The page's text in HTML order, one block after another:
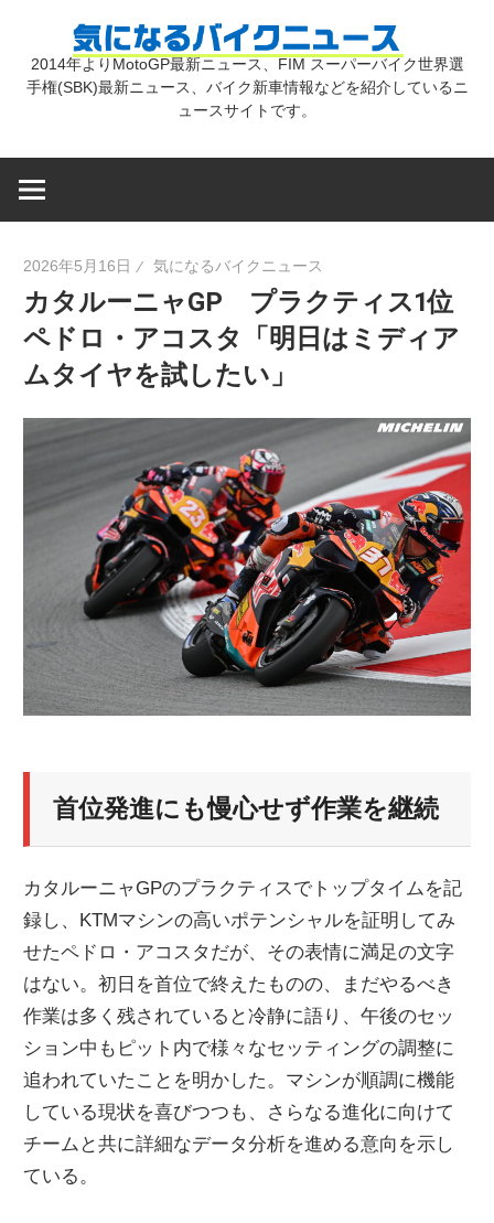
気
バ
ク
ニ
ュ
ー
2014年よりMotoGP最新ニュース、FIM スーパーバイク世界選
手権(SBK)最新ニュース、バイク新車情報などを紹介しているニ
ュースサイトです。
2026年5月16日 気になるバイクニュース
カタルーニャGP プラクティス1位
ペドロ・アコスタ「明日はミディア
ムタイヤを試したい」
首位発進にも慢心せず作業を継続
カタルーニャGPのプラクティスでトップタイムを記
録し、KTMマシンの高いポテンシャルを証明してみ
せたペドロ・アコスタだが、その表情に満足の文字
はない。初日を首位で終えたものの、まだやるべき
作業は多く残されていると冷静に語り、午後のセッ
ション中もピット内で様々なセッティングの調整に
追われていたことを明かした。マシンが順調に機能
している現状を喜びつつも、さらなる進化に向けて
チームと共に詳細なデータ分析を進める意向を示し
ている。